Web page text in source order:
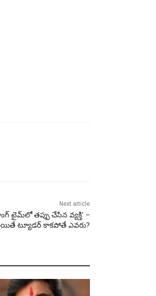
Next article
తప్పు చేసిన వ్యక్తి’ –
ట్యూడర్ కాకపోతే ఎవరు?